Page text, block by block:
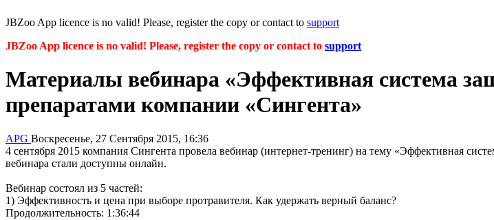
JBZoo App licence is no valid! Please, register the copy or contact to support
JBZoo App licence is no valid! Please, register the copy or contact to support
Материалы вебинара «Эффективная система
препаратами компании «Сингента»
APG Воскресенье, 27 Сентября 2015, 16:36
4 сентября 2015 компания Сингента провела вебинар (интернет-тренинг) на тему «Эффективная
вебинара стали доступны онлайн.
Вебинар состоял из 5 частей:
1) Эффективность и цена при выборе протравителя. Как удержать верный баланс?
Продолжительность: 1:36:44